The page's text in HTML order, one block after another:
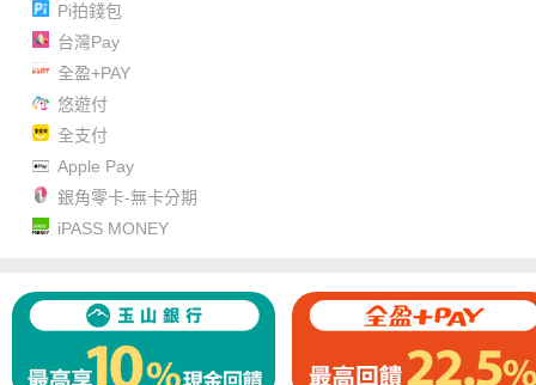
Pi拍錢包
台灣Pay
全盈+PAY
悠遊付
全支付
Apple Pay
銀角零卡-無卡分期
iPASS MONEY